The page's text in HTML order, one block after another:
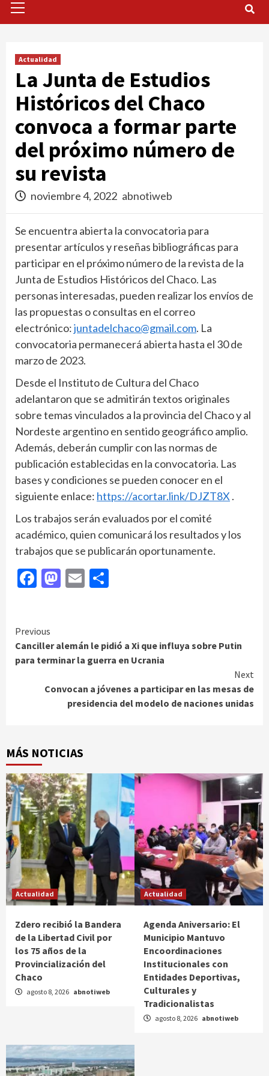
Menu
Actualidad
La Junta de Estudios
Históricos del Chaco
convoca a formar parte
del próximo número de
su revista
noviembre 4, 2022 abnotiweb
Se encuentra abierta la convocatoria para
presentar artículos y reseñas bibliográficas para
participar en el próximo número de la revista de la
Junta de Estudios Históricos del Chaco. Las
personas interesadas, pueden realizar los envíos de
las propuestas o consultas en el correo
electrónico:juntadelchaco@gmail.com. La
convocatoria permanecerá abierta hasta el 30 de
marzo de 2023.
Desde el Instituto de Cultura del Chaco
adelantaron que se admitirán textos originales
sobre temas vinculados a la provincia del Chaco y al
Nordeste argentino en sentido geográfico amplio.
Además, deberán cumplir con las normas de
publicación establecidas en la convocatoria. Las
bases y condiciones se pueden conocer en el
siguiente enlace: https://acortar.link/DJZT8X .
Los trabajos serán evaluados por el comité
académico, quien comunicará los resultados y los
trabajos que se publicarán oportunamente.
Facebook
Mastodon
Email
Continue
Reading
Previous
Canciller alemán le pidió a Xi que influya sobre Putin
para terminar la guerra en Ucrania
Next
Convocan a jóvenes a participar en las mesas de
presidencia del modelo de naciones unidas
MÁS NOTICIAS
Actualidad
Zdero recibió la Bandera
de la Libertad Civil por
los 75 años de la
Provincialización del
Chaco
agosto 8, 2026 abnotiweb
Actualidad
Agenda Aniversario: El
Municipio Mantuvo
Encoordinaciones
Institucionales con
Entidades Deportivas,
Culturales y
Tradicionalistas
agosto 8, 2026 abnotiweb